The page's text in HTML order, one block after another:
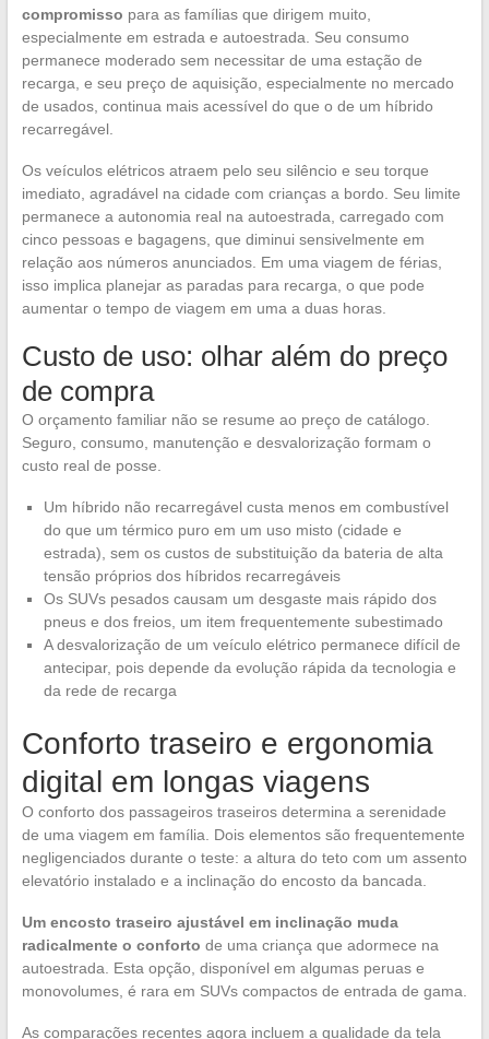
compromisso para as famílias que dirigem muito,
especialmente em estrada e autoestrada. Seu consumo
permanece moderado sem necessitar de uma estação de
recarga, e seu preço de aquisição, especialmente no mercado
de usados, continua mais acessível do que o de um híbrido
recarregável.
Os veículos elétricos atraem pelo seu silêncio e seu torque
imediato, agradável na cidade com crianças a bordo. Seu limite
permanece a autonomia real na autoestrada, carregado com
cinco pessoas e bagagens, que diminui sensivelmente em
relação aos números anunciados. Em uma viagem de férias,
isso implica planejar as paradas para recarga, o que pode
aumentar o tempo de viagem em uma a duas horas.
Custo de uso: olhar além do preço
de compra
O orçamento familiar não se resume ao preço de catálogo.
Seguro, consumo, manutenção e desvalorização formam o
custo real de posse.
Um híbrido não recarregável custa menos em combustível
do que um térmico puro em um uso misto (cidade e
estrada), sem os custos de substituição da bateria de alta
tensão próprios dos híbridos recarregáveis
Os SUVs pesados causam um desgaste mais rápido dos
pneus e dos freios, um item frequentemente subestimado
A desvalorização de um veículo elétrico permanece difícil de
antecipar, pois depende da evolução rápida da tecnologia e
da rede de recarga
Conforto traseiro e ergonomia
digital em longas viagens
O conforto dos passageiros traseiros determina a serenidade
de uma viagem em família. Dois elementos são frequentemente
negligenciados durante o teste: a altura do teto com um assento
elevatório instalado e a inclinação do encosto da bancada.
Um encosto traseiro ajustável em inclinação muda
radicalmente o conforto de uma criança que adormece na
autoestrada. Esta opção, disponível em algumas peruas e
monovolumes, é rara em SUVs compactos de entrada de gama.
As comparações recentes agora incluem a qualidade da tela